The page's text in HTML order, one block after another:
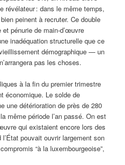
révélateur : dans le même temps,
peinent à recruter. Ce double
pénurie de main-d’œuvre
inadéquation structurelle que ce
démographique — un
pas les choses.
à la fin du premier trimestre
économique. Le solde de
une détérioration de près de 280
même période l’an passé. On est
qui existaient encore lors des
pouvait ouvrir largement son
“à la luxembourgeoise”,